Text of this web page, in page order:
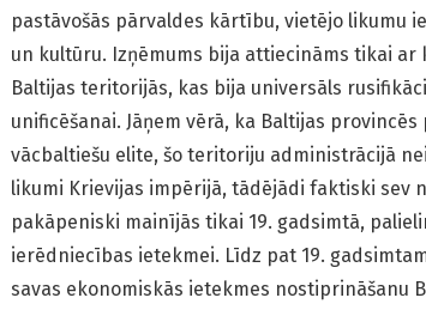
pastāvošās pārvaldes kārtību, vietējo likumu
un kultūru. Izņēmums bija attiecināms tikai
Baltijas teritorijās, kas bija universāls
unificēšanai. Jāņem vērā, ka Baltijas
vācbaltiešu elite, šo teritoriju administrācijā
likumi Krievijas impērijā, tādējādi faktiski sev
pakāpeniski mainījās tikai 19. gadsimtā,
ierēdniecības ietekmei. Līdz pat 19.
savas ekonomiskās ietekmes nostiprināšanu